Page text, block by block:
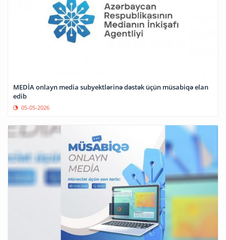
MEDİA onlayn media subyektlərinə dəstək üçün müsabiqə elan
edib
05-05-2026